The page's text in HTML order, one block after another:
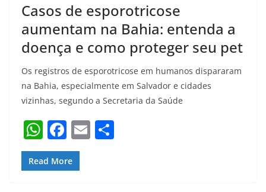
Casos de esporotricose
aumentam na Bahia: entenda a
doença e como proteger seu pet
Os registros de esporotricose em humanos dispararam
na Bahia, especialmente em Salvador e cidades
vizinhas, segundo a Secretaria da Saúde
W
h
at
F
a
c
E
Read More